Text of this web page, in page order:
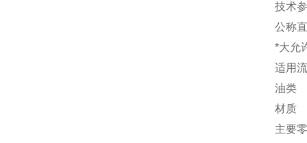
技术
公称
*大允
适用
油类
材质
主要